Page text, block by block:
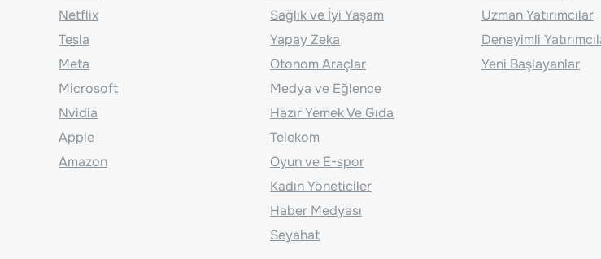
Netflix
Tesla
Meta
Microsoft
Nvidia
Apple
Amazon
Sağlık ve İyi Yaşam
Yapay Zeka
Otonom Araçlar
Medya ve Eğlence
Hazır Yemek Ve Gıda
Telekom
Oyun ve E-spor
Kadın Yöneticiler
Haber Medyası
Seyahat
Uzman Yatırımcılar
Deneyimli
Yeni Başlayanlar